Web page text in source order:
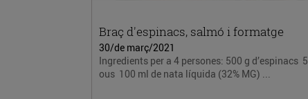
Braç d'espinacs, salmó i formatge
30/de març/2021
Ingredients per a 4 persones: 500 g d’espinacs 5
ous 100 ml de nata líquida (32% MG) ...